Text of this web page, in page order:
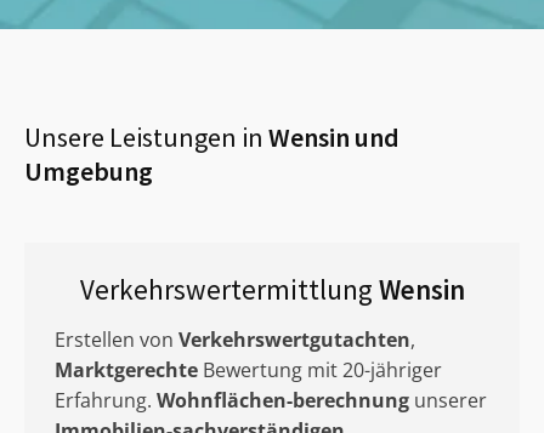
Unsere Leistungen in Wensin und
Umgebung
Verkehrswertermittlung Wensin
Erstellen von Verkehrswertgutachten,
Marktgerechte Bewertung mit 20-jähriger
Erfahrung. Wohnflächen-berechnung unserer